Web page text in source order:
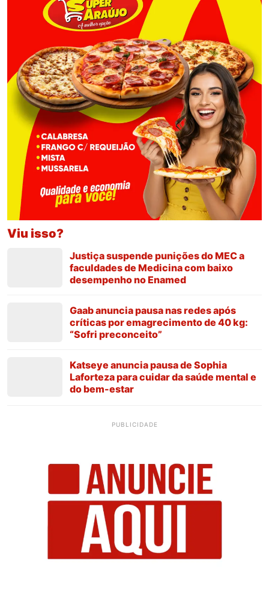
Viu isso?
Justiça suspende punições do MEC a
faculdades de Medicina com baixo
desempenho no Enamed
Gaab anuncia pausa nas redes após
críticas por emagrecimento de 40 kg:
“Sofri preconceito”
Katseye anuncia pausa de Sophia
Laforteza para cuidar da saúde mental e
do bem-estar
PUBLICIDADE